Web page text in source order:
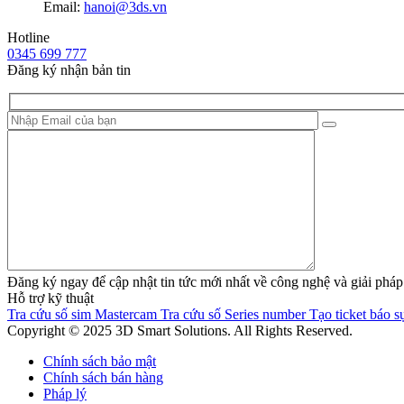
Email: hanoi@3ds.vn
Hotline
0345 699 777
Đăng ký nhận bản tin
Đăng ký ngay để cập nhật tin tức mới nhất về công nghệ và giải
Hỗ trợ kỹ thuật
Tra cứu số sim Mastercam Tra cứu số Series number Tạo ticket báo
Copyright © 2025 3D Smart Solutions. All Rights Reserved.
Chính sách bảo mật
Chính sách bán hàng
Pháp lý